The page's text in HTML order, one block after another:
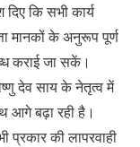
दिए कि सभी कार्य
मानकों के अनुरूप पूर्ण
कराई जा सकें।
देव साय के नेतृत्व में
आगे बढ़ा रही है।
प्रकार की लापरवाही